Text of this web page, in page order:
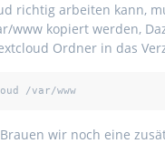
richtig arbeiten kann,
www kopiert werden,
Ordner in das
/var/www
wir noch eine